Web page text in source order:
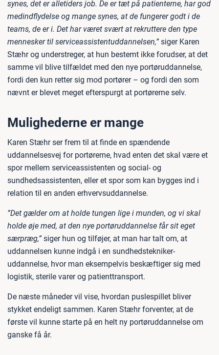
synes, det er alletiders job. De er tæt på patienterne, har god
medindflydelse og mange synes, at de fungerer godt i de
teams, de er i. Det har været svært at rekruttere den type
mennesker til serviceassistentuddannelsen,” siger Karen
Stæhr og understreger, at hun bestemt ikke forudser, at det
samme vil blive tilfældet med den nye portøruddannelse,
fordi den kun retter sig mod portører – og fordi den som
nævnt er blevet meget efterspurgt at portørerne selv.
Mulighederne er mange
Karen Stæhr ser frem til at finde en spændende
uddannelsesvej for portørerne, hvad enten det skal være et
spor mellem serviceassistenten og social- og
sundhedsassistenten, eller et spor som kan bygges ind i
relation til en anden erhvervsuddannelse.
”Det gælder om at holde tungen lige i munden, og vi skal
holde øje med, at den nye portøruddannelse får sit eget
særpræg,” siger hun og tilføjer, at man har talt om, at
uddannelsen kunne indgå i en sundhedstekniker-
uddannelse, hvor man eksempelvis beskæftiger sig med
logistik, sterile varer og patienttransport.
De næste måneder vil vise, hvordan puslespillet bliver
stykket endeligt sammen. Karen Stæhr forventer, at de
første vil kunne starte på en helt ny portøruddannelse om
ganske få år.